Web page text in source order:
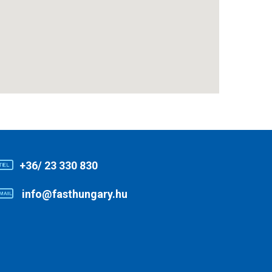
+36/ 23 330 830
info@fasthungary.hu